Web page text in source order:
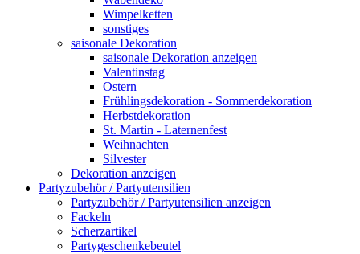
Wimpelketten
sonstiges
saisonale Dekoration
saisonale Dekoration anzeigen
Valentinstag
Ostern
Frühlingsdekoration - Sommerdekoration
Herbstdekoration
St. Martin - Laternenfest
Weihnachten
Silvester
Dekoration anzeigen
Partyzubehör / Partyutensilien
Partyzubehör / Partyutensilien anzeigen
Fackeln
Scherzartikel
Partygeschenkebeutel